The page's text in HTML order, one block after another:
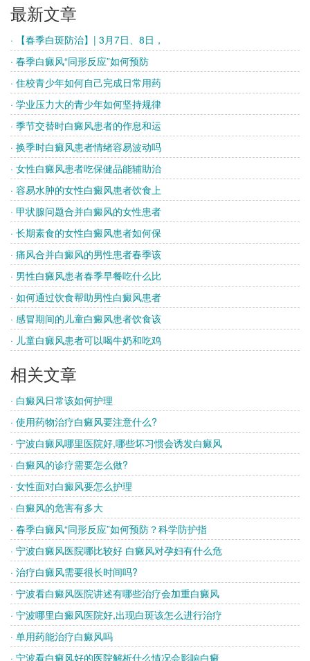
最新文章
· 【春季白斑防治】| 3月7日、8日，
· 春季白癜风“同形反应”如何预防
· 住校青少年如何自己完成日常用药
· 学业压力大的青少年如何坚持规律
· 季节交替时白癜风患者的作息和运
· 换季时白癜风患者情绪容易波动吗
· 女性白癜风患者吃保健品能辅助治
· 容易水肿的女性白癜风患者饮食上
· 甲状腺问题合并白癜风的女性患者
· 长期素食的女性白癜风患者如何保
· 痛风合并白癜风的男性患者春季该
· 男性白癜风患者春季早餐吃什么比
· 如何通过饮食帮助男性白癜风患者
· 感冒期间的儿童白癜风患者饮食该
· 儿童白癜风患者可以喝牛奶和吃鸡
相关文章
· 白癜风日常该如何护理
· 使用药物治疗白癜风要注意什么?
· 宁波白癜风哪里医院好,哪些坏习惯会诱发白癜风
· 白癜风的诊疗需要怎么做?
· 女性面对白癜风要怎么护理
· 白癜风的危害有多大
· 春季白癜风“同形反应”如何预防？科学防护指
· 宁波白癜风医院哪比较好 白癜风对孕妇有什么危
· 治疗白癜风需要很长时间吗?
· 宁波看白癜风医院讲述有哪些治疗会加重白癜风
· 宁波哪里白癜风医院好,出现白斑该怎么进行治疗
· 单用药能治疗白癜风吗
· 宁波看白癜风好的医院解析什么情况会影响白癜